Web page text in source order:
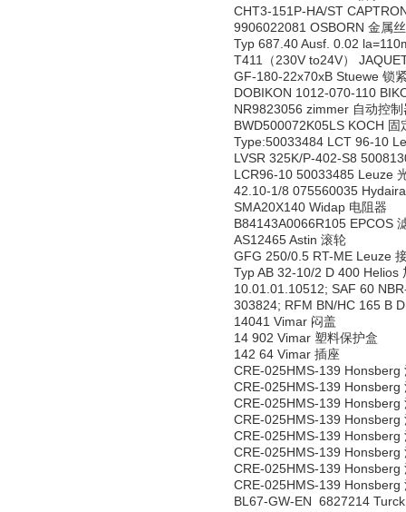
CHT3-151P-HA/ST
9906022081 OSBORN 金属
Typ 687.40 Ausf. 0.02
T411（230V to24V）
GF-180-22x70xB Stuewe 锁
DOBIKON 1012-070-110
NR9823056 zimmer 自动控制
BWD500072K05LS KOCH 固
Type:50033484 LCT 96-10
LVSR 325K/P-402-S8
LCR96-10 50033485 Leuze
42.10-1/8 075560035
SMA20X140 Widap 电阻器
B84143A0066R105 EPCOS
AS12465 Astin 滚轮
GFG 250/0.5 RT-ME Leuze
Typ AB 32-10/2 D 400 Helios
10.01.01.10512; SAF 60
303824; RFM BN/HC 165 B
14041 Vimar 闷盖
14 902 Vimar 塑料保护盒
142 64 Vimar 插座
CRE-025HMS-139 Honsberg
CRE-025HMS-139 Honsberg
CRE-025HMS-139 Honsberg
CRE-025HMS-139 Honsberg
CRE-025HMS-139 Honsberg
CRE-025HMS-139 Honsberg
CRE-025HMS-139 Honsberg
CRE-025HMS-139 Honsberg
BL67-GW-EN 6827214